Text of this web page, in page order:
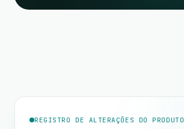
REGISTRO DE ALTERAÇÕES DO PRODUTO